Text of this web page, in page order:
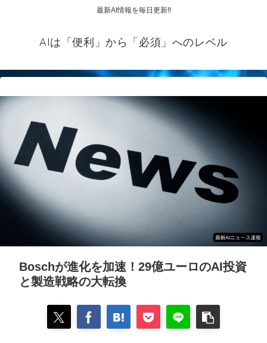
最新AI情報を毎日更新‼
AIは「便利」から「必須」へのレベル
Boschが進化を加速！29億ユーロのAI投資
と製造戦略の大転換